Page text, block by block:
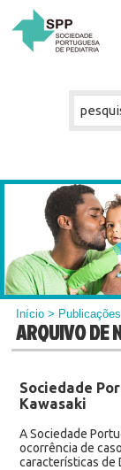
Início > Publicações
ARQUIVO DE
Sociedade
Kawasaki
A Sociedade
ocorrência de
características de